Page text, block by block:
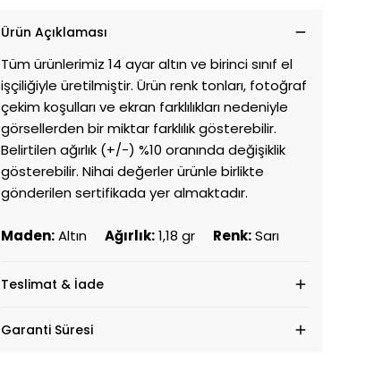
Ürün Açıklaması
Tüm ürünlerimiz 14 ayar altın ve birinci sınıf el
işçiliğiyle üretilmiştir. Ürün renk tonları, fotoğraf
çekim koşulları ve ekran farklılıkları nedeniyle
görsellerden bir miktar farklılık gösterebilir.
Belirtilen ağırlık (+/-) %10 oranında değişiklik
gösterebilir. Nihai değerler ürünle birlikte
gönderilen sertifikada yer almaktadır.
Maden:Altın Ağırlık:1,18 gr Renk:Sarı
Teslimat & İade
Garanti Süresi